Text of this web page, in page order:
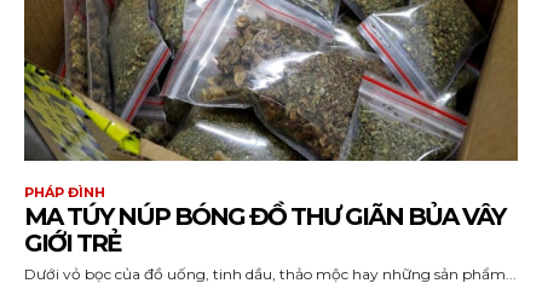
PHÁP ĐÌNH
MA TÚY NÚP BÓNG ĐỒ THƯ GIÃN BỦA VÂY
GIỚI TRẺ
Dưới vỏ bọc của đồ uống, tinh dầu, thảo mộc hay những sản phẩm...